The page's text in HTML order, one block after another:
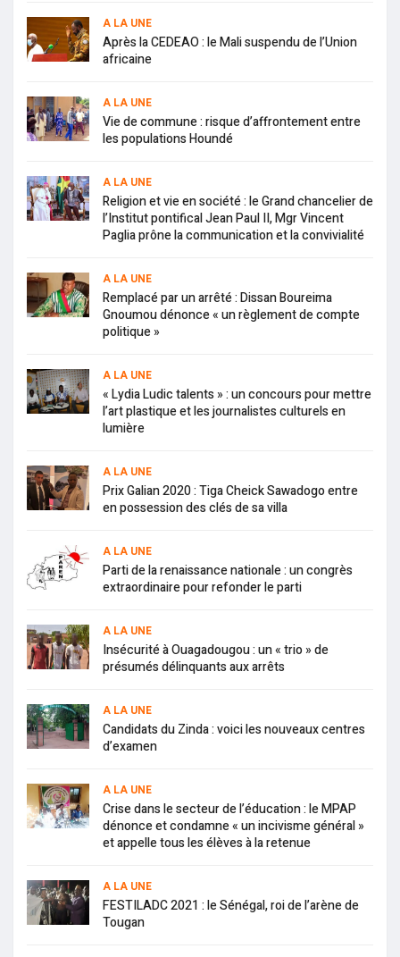
A LA UNE
Après la CEDEAO : le Mali suspendu de l’Union
africaine
A LA UNE
Vie de commune : risque d’affrontement entre
les populations Houndé
A LA UNE
Religion et vie en société : le Grand chancelier de
l’Institut pontifical Jean Paul II, Mgr Vincent
Paglia prône la communication et la convivialité
A LA UNE
Remplacé par un arrêté : Dissan Boureima
Gnoumou dénonce « un règlement de compte
politique »
A LA UNE
« Lydia Ludic talents » : un concours pour mettre
l’art plastique et les journalistes culturels en
lumière
A LA UNE
Prix Galian 2020 : Tiga Cheick Sawadogo entre
en possession des clés de sa villa
A LA UNE
Parti de la renaissance nationale : un congrès
extraordinaire pour refonder le parti
A LA UNE
Insécurité à Ouagadougou : un « trio » de
présumés délinquants aux arrêts
A LA UNE
Candidats du Zinda : voici les nouveaux centres
d’examen
A LA UNE
Crise dans le secteur de l’éducation : le MPAP
dénonce et condamne « un incivisme général »
et appelle tous les élèves à la retenue
A LA UNE
FESTILADC 2021 : le Sénégal, roi de l’arène de
Tougan